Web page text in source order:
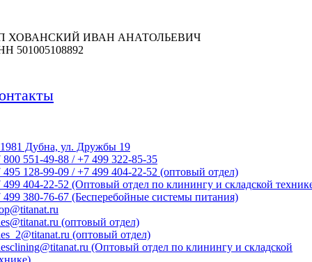
ХОВАНСКИЙ ИВАН АНАТОЛЬЕВИЧ
501005108892
Дубна, ул. Дружбы 19
800 551-49-88 / +7 499 322-85-35
495 128-99-09 / +7 499 404-22-52 (оптовый отдел)
499 404-22-52 (Оптовый отдел по клинингу и складской
499 380-76-67 (Бесперебойные системы питания)
(оптовый отдел)
(оптовый отдел)
(Оптовый отдел по клинингу и складской